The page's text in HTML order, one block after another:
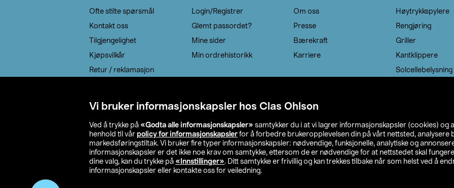
Vi bruker informasjonskapsler hos Clas Ohlson
Ved å trykke på «Godta alle informasjonskapsler» samtykker du i at vi lagrer informasjonskapsler (cookies) og
henhold til vår policy for informasjonskapsler for å forbedre brukeropplevelsen din på vårt nettsted, analysere
markedsføringstiltak. Vi bruker fire typer informasjonskapsler: nødvendige, funksjonelle, analytiske og
informasjonskapsler er det ikke noe krav om samtykke, ettersom de er nødvendige for at nettstedet skal
dine valg, kan du trykke på «Innstillinger». Ditt samtykke er frivillig og kan trekkes tilbake når som helst ved å
informasjonskapsler eller kontakte oss for veiledning.
Ofte stilte spørsmål
Kontakt oss
Tilgjengelighet
Kjøpsvilkår
Retur / reklamasjon
Login/Registrer
Glemt passordet?
Mine sider
Min ordrehistorikk
Om oss
Presse
Bærekraft
Karriere
Høytrykkspylere
Rengjøring
Griller
Kantklippere
Solcellebelysning